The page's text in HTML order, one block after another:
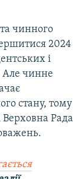
чинного
2024
і
Але чинне
стану, тому
Рада